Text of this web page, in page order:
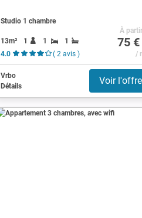
Studio 1 chambre
13m² 1 1
1
4.0
( 2 avis )
À
75 €
/
Vrbo
Détails
Voir l'offre